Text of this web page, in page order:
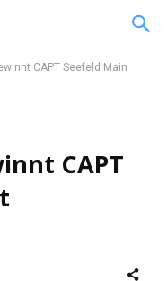
CAPT Seefeld Main
CAPT